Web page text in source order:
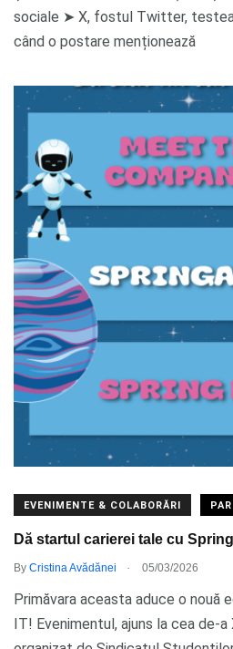
sociale ➤ X, fostul Twitter,
când o postare menționează
EVENIMENTE & COLABORĂRI
Dă startul carierei tale cu
By Cristina Avădănei . 05/03/2026
Primăvara aceasta aduce o nouă
IT! Evenimentul, ajuns la cea de-